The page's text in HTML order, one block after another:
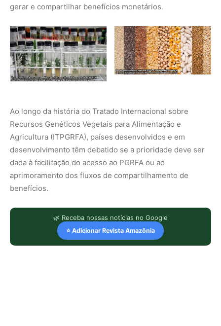
gerar e compartilhar benefícios monetários.
Ao longo da história do Tratado Internacional sobre
Recursos Genéticos Vegetais para Alimentação e
Agricultura (ITPGRFA), países desenvolvidos e em
desenvolvimento têm debatido se a prioridade deve ser
dada à facilitação do acesso ao PGRFA ou ao
aprimoramento dos fluxos de compartilhamento de
benefícios.
🌿 Receba nossas notícias no Google
⭐ Adicionar Revista Amazônia